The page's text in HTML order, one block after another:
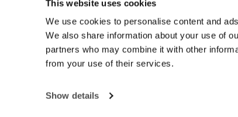
This website uses cookies
We use cookies to personalise content and
We also share information about your use of
partners who may combine it with other
from your use of their services.
Show details
vragen
Statement
Wie zijn wij
Geschiedenis
Catalogus
Nieuwsbrieven
Recensie exemplaar